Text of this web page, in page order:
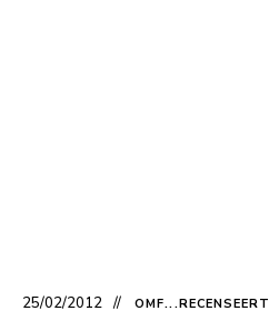
25/02/2012 OMF...RECENSEERT